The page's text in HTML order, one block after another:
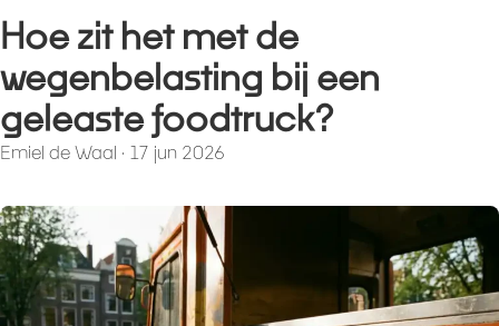
Hoe zit het met de
wegenbelasting bij een
geleaste foodtruck?
Emiel de Waal · 17 jun 2026